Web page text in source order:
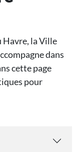
Havre, la Ville
dans
cette page
pour